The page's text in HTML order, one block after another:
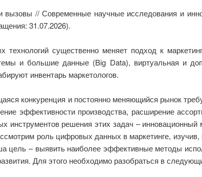
вызовы // Современные научные исследования и
31.07.2026).
существенно меняет подход к
и большие данные (Big Data), виртуальная и
инвентарь маркетологов.
конкуренция и постоянно меняющийся рынок
эффективности производства, расширение
решения этих задач – инновационный
роль цифровых данных в маркетинге,
цель – выявить наиболее эффективные методы
Для этого необходимо разобраться в